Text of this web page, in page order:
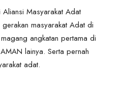
Masyarakat Adat
masyarakat Adat di
angkatan pertama di
lainya. Serta pernah
adat.